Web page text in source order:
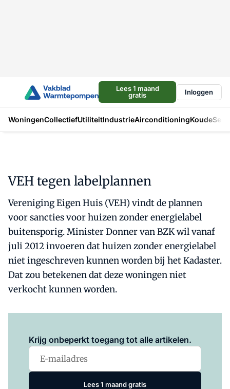
Lees 1 maand
gratis
Inloggen
WoningenCollectiefUtiliteitIndustrieAirconditioningKoude
VEH tegen labelplannen
Vereniging Eigen Huis (VEH) vindt de plannen
voor sancties voor huizen zonder energielabel
buitensporig. Minister Donner van BZK wil vanaf
juli 2012 invoeren dat huizen zonder energielabel
niet ingeschreven kunnen worden bij het Kadaster.
Dat zou betekenen dat deze woningen niet
verkocht kunnen worden.
Krijg onbeperkt toegang tot alle artikelen.
Lees 1 maand gratis